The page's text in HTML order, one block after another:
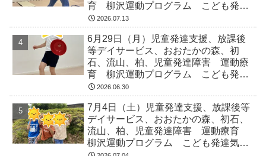
育 柳沢運動プログラム こども発達
気になる 発達障害 放デイ 自閉
2026.07.13
6月29日（月）児童発達支援、放課後
等デイサービス、おおたかの森、初
石、流山、柏、児童発達障害 運動療
育 柳沢運動プログラム こども発達
気になる 発達障害 放デイ 自閉
2026.06.30
7月4日（土）児童発達支援、放課後等
デイサービス、おおたかの森、初石、
流山、柏、児童発達障害 運動療育
柳沢運動プログラム こども発達気に